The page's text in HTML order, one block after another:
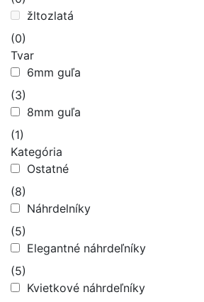
žltozlatá
(0)
Tvar
6mm guľa
(3)
8mm guľa
(1)
Kategória
Ostatné
(8)
Náhrdelníky
(5)
Elegantné náhrdeľníky
(5)
Kvietkové náhrdeľníky